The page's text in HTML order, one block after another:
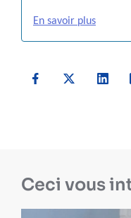
En savoir plus
Ceci vous